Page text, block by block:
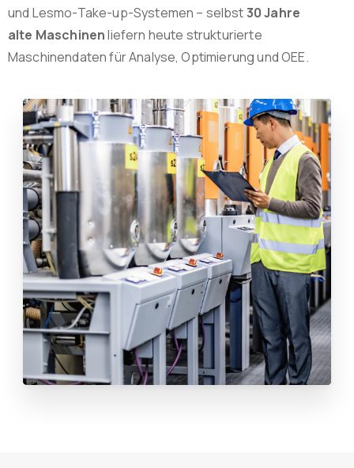
und Lesmo-Take-up-Systemen – selbst30 Jahre
alte Maschinenliefern heute strukturierte
Maschinendaten für Analyse, Optimierung und OEE.